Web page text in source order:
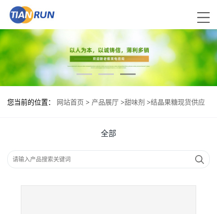
您当前的位置： 网站首页 > 产品展厅 >甜味剂 >结晶果糖现货供应
全部